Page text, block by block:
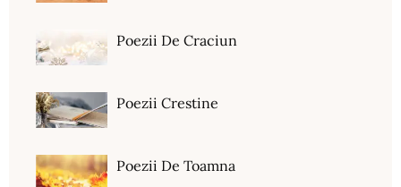
Poezii De Craciun
Poezii Crestine
Poezii De Toamna